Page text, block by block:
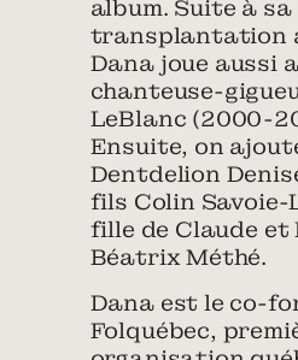
album. Suite à sa
transplantation
Dana joue aussi
chanteuse-
LeBlanc (2000-
Ensuite, on
Dentdelion
fils Colin Savoie-
fille de Claude et
Béatrix Méthé.
Dana est le co-
Folquébec,